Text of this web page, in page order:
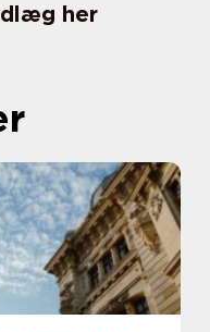
her